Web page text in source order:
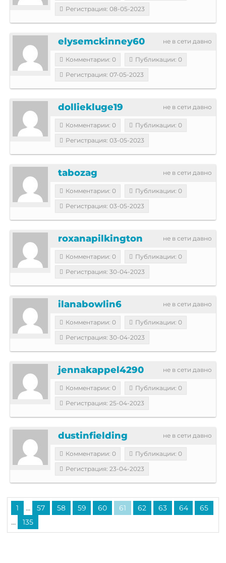
Регистрация: 08-05-2023
не в сети давно
elysemckinney60
Комментарии: 0
Публикации: 0
Регистрация: 07-05-2023
не в сети давно
dolliekluge19
Комментарии: 0
Публикации: 0
Регистрация: 03-05-2023
не в сети давно
tabozag
Комментарии: 0
Публикации: 0
Регистрация: 03-05-2023
не в сети давно
roxanapilkington
Комментарии: 0
Публикации: 0
Регистрация: 30-04-2023
не в сети давно
ilanabowlin6
Комментарии: 0
Публикации: 0
Регистрация: 30-04-2023
не в сети давно
jennakappel4290
Комментарии: 0
Публикации: 0
Регистрация: 25-04-2023
не в сети давно
dustinfielding
Комментарии: 0
Публикации: 0
Регистрация: 23-04-2023
1 ... 57 58 59 60 61 62 63 64 65
... 135